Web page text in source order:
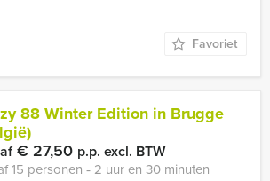
Favoriet
88 Winter Edition in Brugge
€ 27,50 p.p. excl. BTW
15 personen ‐ 2 uur en 30 minuten